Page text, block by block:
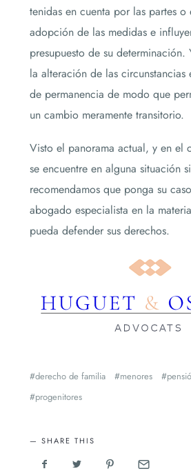
tenidas en cuenta por las partes o
adopción de las medidas e
presupuesto de su determinación.
la alteración de las circunstancias
de permanencia de modo que
un cambio meramente transitorio.
Visto el panorama actual, y en el
se encuentre en alguna situación
recomendamos que ponga su
abogado especialista en la
pueda defender sus derechos.
derecho de familia menores
progenitores
SHARE THIS